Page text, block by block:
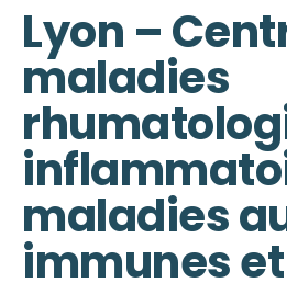
Lyon –
maladies
maladies
immunes et